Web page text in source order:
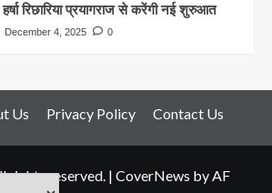
रिछारिया प्रयागराज से करेंगी नई शुरुआत
December 4, 2025 0
Us Privacy Policy Contact Us
rights reserved. | CoverNews by AF